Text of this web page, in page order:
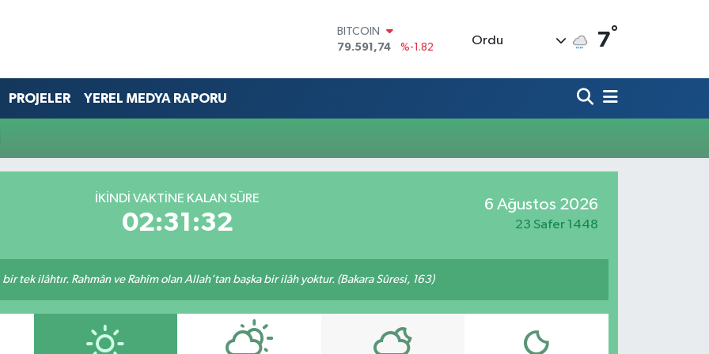
BITCOIN
79.591,74
%-1.82
45,43620
%0.02
G.ALTIN
6862,09000
%0.19
Ordu 7°
PROJELER YEREL MEDYA RAPORU
İKINDI VAKTİNE KALAN SÜRE
02:31:32
6 Ağustos 2026
23 Safer 1448
bir tek ilâhtır. Rahmân ve Rahîm olan Allah’tan başka bir ilâh yoktur. (Bakara Sûresi, 163)